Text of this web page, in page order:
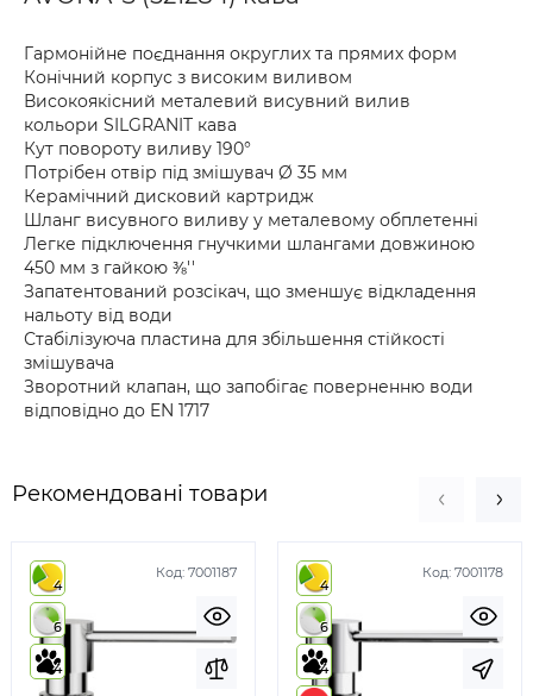
Гармонійне поєднання округлих та прямих форм
Конічний корпус з високим виливом
Високоякісний металевий висувний вилив
кольори SILGRANIT кава
Кут повороту виливу 190°
Потрібен отвір під змішувач Ø 35 мм
Керамічний дисковий картридж
Шланг висувного виливу у металевому обплетенні
Легке підключення гнучкими шлангами довжиною
450 мм з гайкою ⅜''
Запатентований розсікач, що зменшує відкладення
нальоту від води
Стабілізуюча пластина для збільшення стійкості
змішувача
Зворотний клапан, що запобігає поверненню води
відповідно до EN 1717
Рекомендовані товари
Код: 7001187
4
6
4
Код: 7001178
4
6
4